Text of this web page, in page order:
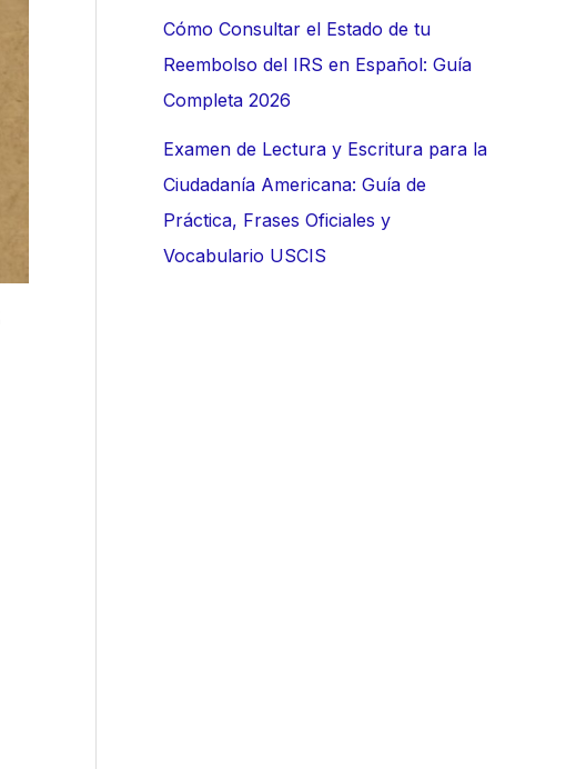
Cómo Consultar el Estado de tu
Reembolso del IRS en Español: Guía
Completa 2026
Examen de Lectura y Escritura para la
Ciudadanía Americana: Guía de
Práctica, Frases Oficiales y
Vocabulario USCIS